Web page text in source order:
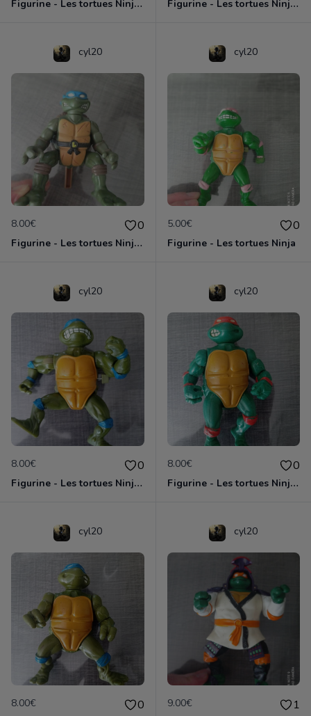
Figurine - Les tortues Ninja - Donatello Figurine - Les tortues Ninja - Raphael
cyl20
8.00€ 0
Figurine - Les tortues Ninja - Leonardo
cyl20
5.00€ 0
Figurine - Les tortues Ninja
cyl20
8.00€ 0
Figurine - Les tortues Ninja - Leonardo
cyl20
8.00€ 0
Figurine - Les tortues Ninja - Michaelangelo
cyl20
8.00€ 0
cyl20
9.00€ 1